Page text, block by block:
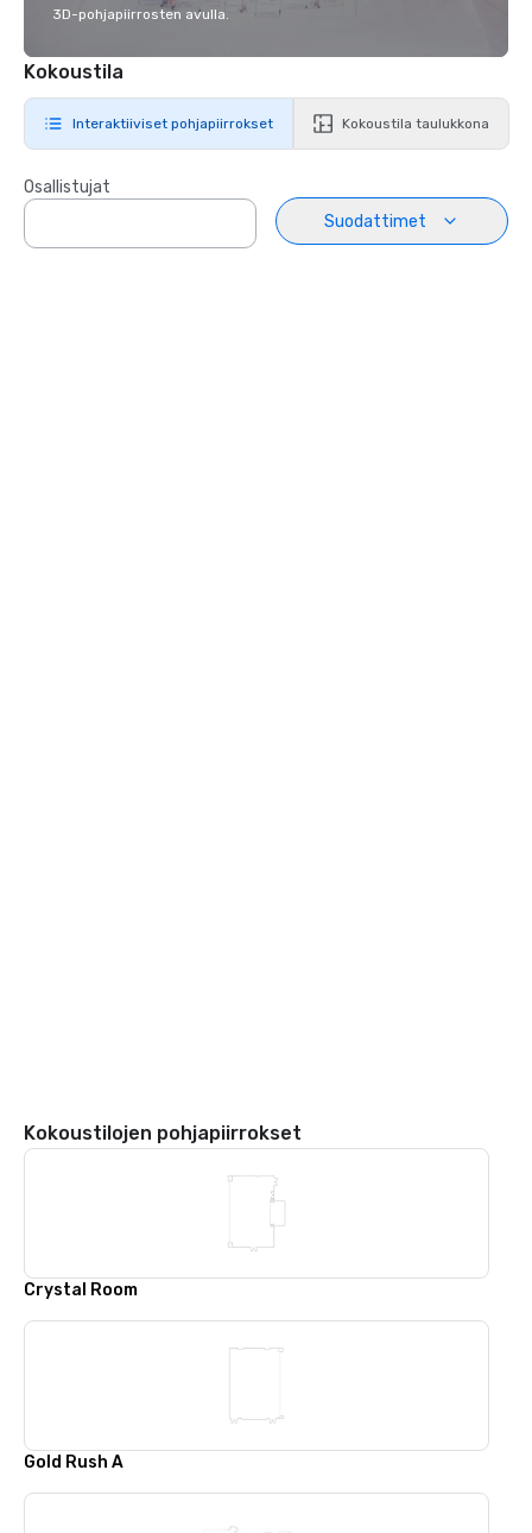
3D-pohjapiirrosten avulla.
Kokoustila
Interaktiiviset pohjapiirrokset Kokoustila taulukkona
Osallistujat
Suodattimet
Kokoustilojen pohjapiirrokset
Crystal Room
Gold Rush A